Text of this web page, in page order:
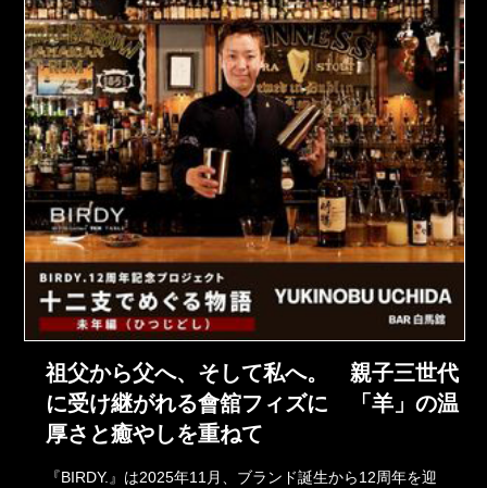
祖父から父へ、そして私へ。 親子三世代
に受け継がれる會舘フィズに 「羊」の温
厚さと癒やしを重ねて
『BIRDY.』は2025年11月、ブランド誕生から12周年を迎